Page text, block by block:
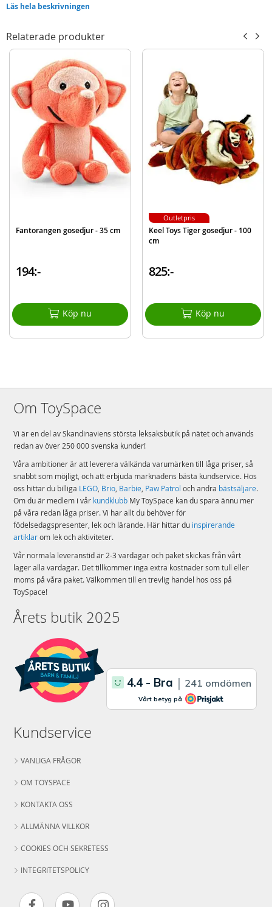
inslag i barnrummet och tillför en känsla av äventyr och färgglad
Med sin extra längd och mjuka stoppning blir detta ett gosedjur som snabbt
blir en trygg följeslagare – oavsett om det handlar om lek, mys eller en vän
att hålla om när dagen går mot sitt slut.
Innehåller:
Gosedjursorm - grön
Detaljer:
Mått: 200 cm lång
Ålder: från 1 år
information
Modell 581-0610
Läs hela beskrivningen
Relaterade produkter
Fantorangen gosedjur - 35 cm
194:-
Köp nu
Keel Toys Tiger gosedjur - 100
cm
825:-
Köp nu
Outletpris
Om ToySpace
Vi är en del av Skandinaviens största leksaksbutik på nätet och används
redan av över 250 000 svenska kunder!
Våra ambitioner är att leverera välkända varumärken till låga priser, så
snabbt som möjligt, och att erbjuda marknadens bästa kundservice. Hos
oss hittar du billiga LEGO, Brio, Barbie, Paw Patrol och andra bästsäljare.
Om du är medlem i vår kundklubb My ToySpace kan du spara ännu mer
på våra redan låga priser. Vi har allt du behöver för
födelsedagspresenter, lek och lärande. Här hittar du inspirerande
artiklarom lek och aktiviteter.
Vår normala leveranstid är 2-3 vardagar och paket skickas från vårt
lager alla vardagar. Det tillkommer inga extra kostnader som tull eller
moms på våra paket. Välkommen till en trevlig handel hos oss på
ToySpace!
Årets butik 2025
Kundservice
VANLIGA FRÅGOR
OM TOYSPACE
KONTAKTA OSS
ALLMÄNNA VILLKOR
COOKIES OCH SEKRETESS
INTEGRITETSPOLICY